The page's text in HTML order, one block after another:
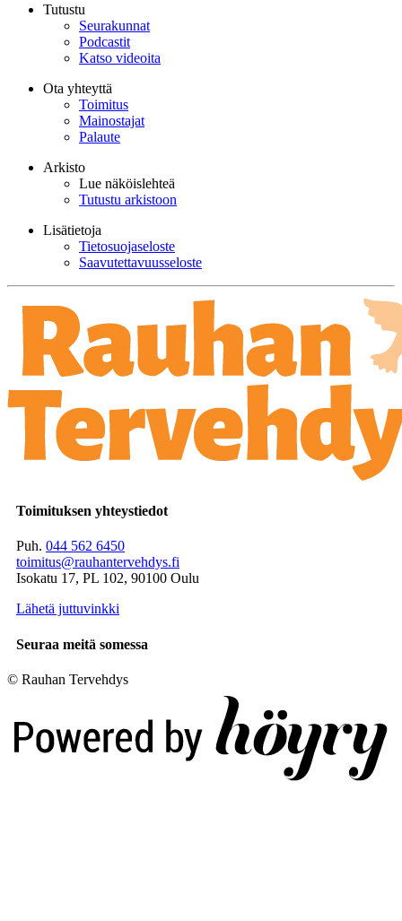
Tutustu
Seurakunnat
Podcastit
Katso videoita
Ota yhteyttä
Toimitus
Mainostajat
Palaute
Arkisto
Lue näköislehteä
Tutustu arkistoon
Lisätietoja
Tietosuojaseloste
Saavutettavuusseloste
Toimituksen yhteystiedot
Puh. 044 562 6450
toimitus@rauhantervehdys.fi
Isokatu 17, PL 102, 90100 Oulu
Lähetä juttuvinkki
Seuraa meitä somessa
© Rauhan Tervehdys